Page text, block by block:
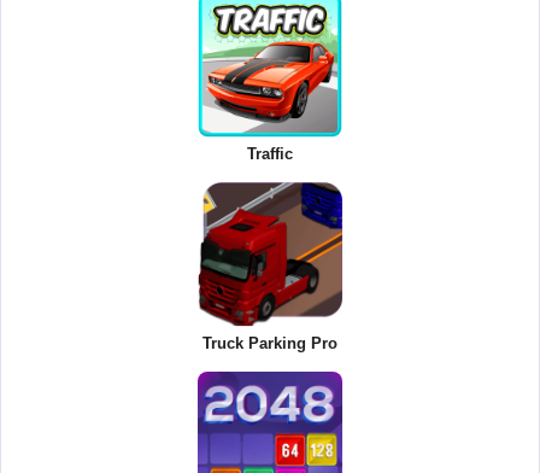
Traffic
Truck Parking Pro